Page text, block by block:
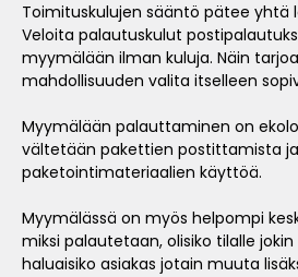
Toimituskulujen sääntö pätee yhtä
Veloita palautuskulut
myymälään ilman kuluja. Näin
mahdollisuuden valita itselleen
Myymälään palauttaminen on
vältetään pakettien postittamista ja
paketointimateriaalien käyttöä.
Myymälässä on myös helpompi
miksi palautetaan, olisiko tilalle
haluaisiko asiakas jotain muuta